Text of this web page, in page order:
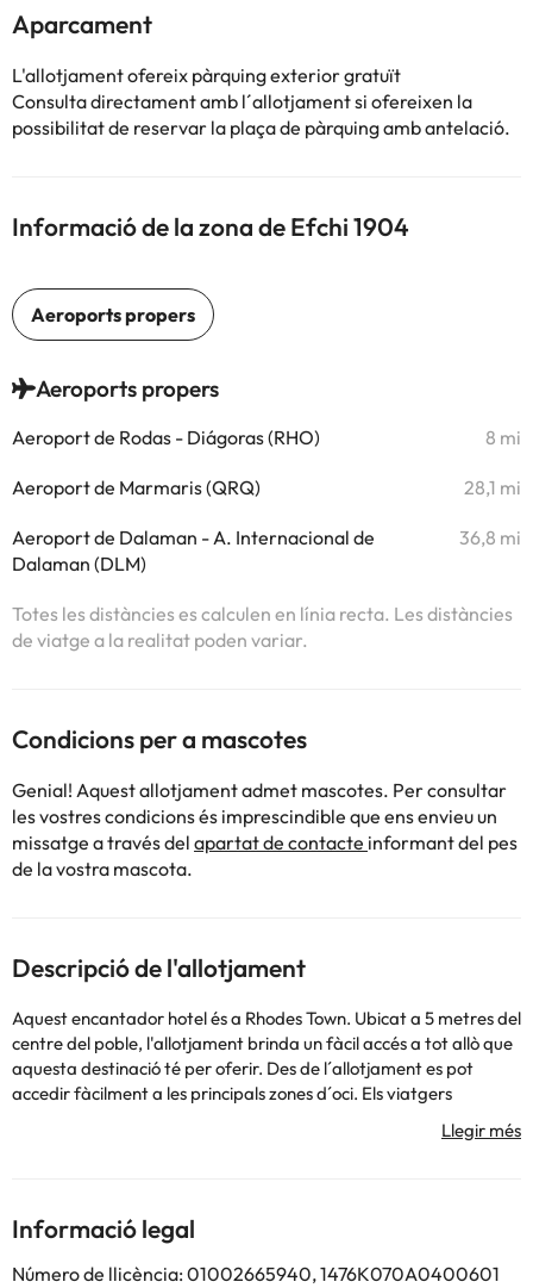
Aparcament
L'allotjament ofereix pàrquing exterior gratuït
Consulta directament amb l´allotjament si ofereixen la
possibilitat de reservar la plaça de pàrquing amb antelació.
Informació de la zona de Efchi 1904
Aeroports propers
Aeroport de Rodas - Diágoras (RHO) 8 mi
Aeroport de Marmaris (QRQ) 28,1 mi
Aeroport de Dalaman - A. Internacional de
Dalaman (DLM)
36,8 mi
Totes les distàncies es calculen en línia recta. Les distàncies
de viatge a la realitat poden variar.
Condicions per a mascotes
Genial! Aquest allotjament admet mascotes. Per consultar
les vostres condicions és imprescindible que ens envieu un
missatge a través del apartat de contacte informant del pes
de la vostra mascota.
Descripció de l'allotjament
Aquest encantador hotel és a Rhodes Town. Ubicat a 5 metres del
centre del poble, l'allotjament brinda un fàcil accés a tot allò que
aquesta destinació té per oferir. Des de l´allotjament es pot
accedir fàcilment a les principals zones d´oci. Els viatgers
trobaran el camp de golf més proper a 18,2 km de l'allotjament.
Els visitants trobaran parades de transport públic des d'on
La propietat és a 1,2 km del port. Aquells que vulguin escapar del
tràfec de la rutina diària, trobaran repòs i tranquil·litat en aquest
allotjament. Aquest allotjament va ser renovat per última
Informació legal
Número de llicència: 01002665940, 1476K070A0400601